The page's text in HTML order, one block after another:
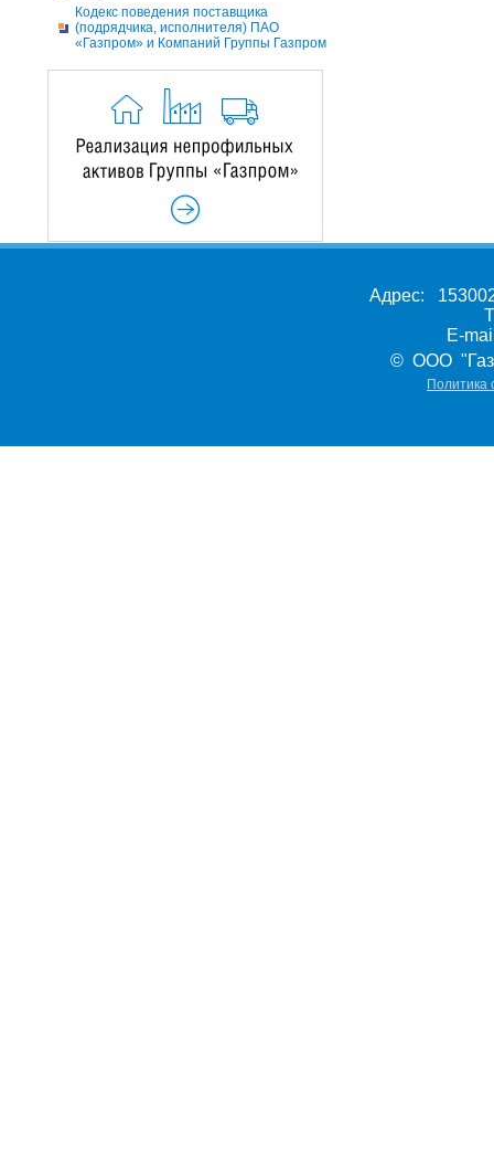
Кодекс поведения поставщика
(подрядчика, исполнителя) ПАО
«Газпром» и Компаний Группы Газпром
Адрес:
E-
© ООО
Политика